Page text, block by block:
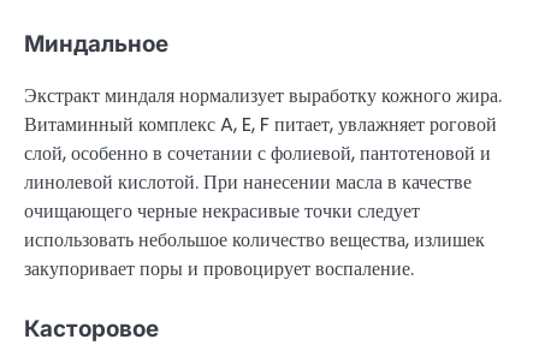
Миндальное
Экстракт миндаля нормализует выработку кожного жира.
Витаминный комплекс A, E, F питает, увлажняет роговой
слой, особенно в сочетании с фолиевой, пантотеновой и
линолевой кислотой. При нанесении масла в качестве
очищающего черные некрасивые точки следует
использовать небольшое количество вещества, излишек
закупоривает поры и провоцирует воспаление.
Касторовое